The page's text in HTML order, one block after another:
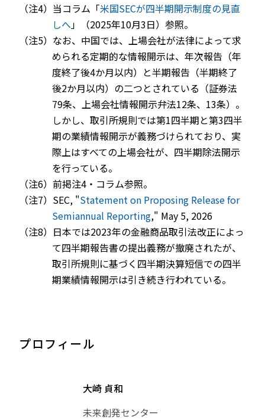
（注4）当コラム「米国SECが四半期開示制度の見直
しへ」（2025年10月3日）参照。
（注5）なお、中国では、上場会社が法律によって求
められる定期的な情報開示は、年次報告（年
度終了後4か月以内）と半期報告（半期終了
後2か月以内）の二つとされている（証券法
79条、上場会社情報開示弁法12条、13条）。
しかし、取引所規則では第1四半期と第3四半
期の業績情報開示が義務づけられており、実
際上はすべての上場会社が、四半期除法開示
を行っている。
（注6）前掲注4・コラム参照。
（注7）SEC, "Statement on Proposing Release for
Semiannual Reporting," May 5, 2026
（注8）日本では2023年の金融商品取引法改正によっ
て四半期報告書の提出義務が撤廃されたが、
取引所規則に基づく四半期決算短信での四半
期業績情報開示は引き続き行われている。
プロフィール
大崎 貞和
未来創発センター